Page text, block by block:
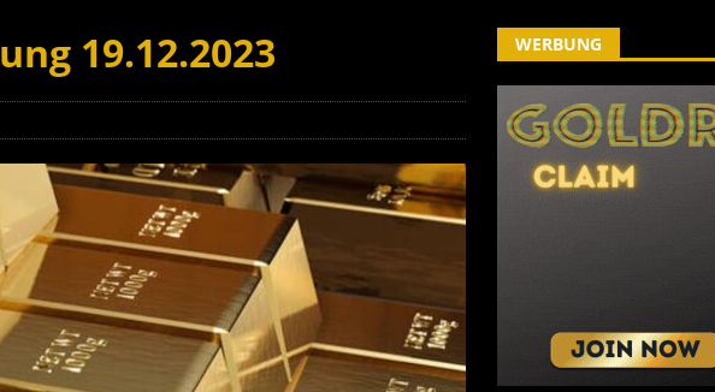
der Welt baut um: Newmont vor Befreiungsschlag
arktischen Härtetest: Feuer-Drama fordert neuen CEO heraus
Aktie: Umbau in Skandinavien nach Schweden-Deal
boomen nach Preissturz: Asien kauft physisch GOLD
19.12.2023 WERBUNG